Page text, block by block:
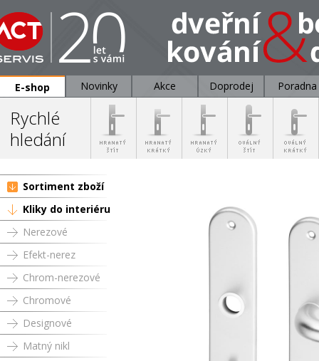
E-shop Novinky Akce Doprodej Poradna
Rychlé
hledání
Sortiment zboží
Kliky do interiéru
Nerezové
Efekt-nerez
Chrom-nerezové
Chromové
Designové
Matný nikl